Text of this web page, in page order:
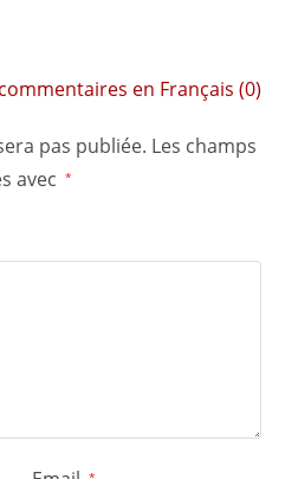
en Français (0)
pas publiée. Les champs
avec *